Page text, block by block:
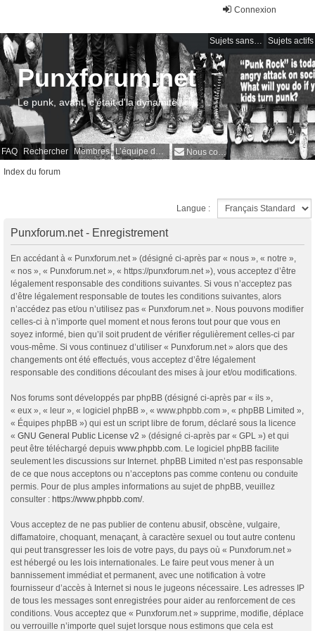
Connexion
Sujets sans réponse Sujets actifs
FAQ Rechercher Membres L’équipe du forum Nous contacter
Punxforum.net
Le punk, avant, c'était d'la dynamite !
Index du forum
Langue :
Punxforum.net - Enregistrement
En accédant à « Punxforum.net » (désigné ci-après par « nous », « notre »,
« nos », « Punxforum.net », « https://punxforum.net »), vous acceptez d’être
légalement responsable des conditions suivantes. Si vous n’acceptez pas
d’être légalement responsable de toutes les conditions suivantes, alors
n’accédez pas et/ou n’utilisez pas « Punxforum.net ». Nous pouvons modifier
celles-ci à n’importe quel moment et nous ferons tout pour que vous en
soyez informé, bien qu’il soit prudent de vérifier régulièrement celles-ci par
vous-même. Si vous continuez d’utiliser « Punxforum.net » alors que des
changements ont été effectués, vous acceptez d’être légalement
responsable des conditions découlant des mises à jour et/ou modifications.
Nos forums sont développés par phpBB (désigné ci-après par « ils »,
« eux », « leur », « logiciel phpBB », « www.phpbb.com », « phpBB Limited »,
« Équipes phpBB ») qui est un script libre de forum, déclaré sous la licence
« GNU General Public License v2 » (désigné ci-après par « GPL ») et qui
peut être téléchargé depuis www.phpbb.com. Le logiciel phpBB facilite
seulement les discussions sur Internet. phpBB Limited n’est pas responsable
de ce que nous acceptons ou n’acceptons pas comme contenu ou conduite
permis. Pour de plus amples informations au sujet de phpBB, veuillez
consulter : https://www.phpbb.com/.
Vous acceptez de ne pas publier de contenu abusif, obscène, vulgaire,
diffamatoire, choquant, menaçant, à caractère sexuel ou tout autre contenu
qui peut transgresser les lois de votre pays, du pays où « Punxforum.net »
est hébergé ou les lois internationales. Le faire peut vous mener à un
bannissement immédiat et permanent, avec une notification à votre
fournisseur d’accès à Internet si nous le jugeons nécessaire. Les adresses IP
de tous les messages sont enregistrées pour aider au renforcement de ces
conditions. Vous acceptez que « Punxforum.net » supprime, modifie, déplace
ou verrouille n’importe quel sujet lorsque nous estimons que cela est